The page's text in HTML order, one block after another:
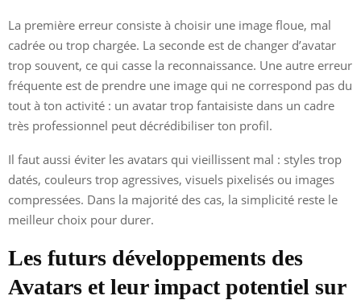
La première erreur consiste à choisir une image floue, mal
cadrée ou trop chargée. La seconde est de changer d’avatar
trop souvent, ce qui casse la reconnaissance. Une autre erreur
fréquente est de prendre une image qui ne correspond pas du
tout à ton activité : un avatar trop fantaisiste dans un cadre
très professionnel peut décrédibiliser ton profil.
Il faut aussi éviter les avatars qui vieillissent mal : styles trop
datés, couleurs trop agressives, visuels pixelisés ou images
compressées. Dans la majorité des cas, la simplicité reste le
meilleur choix pour durer.
Les futurs développements des
Avatars et leur impact potentiel sur